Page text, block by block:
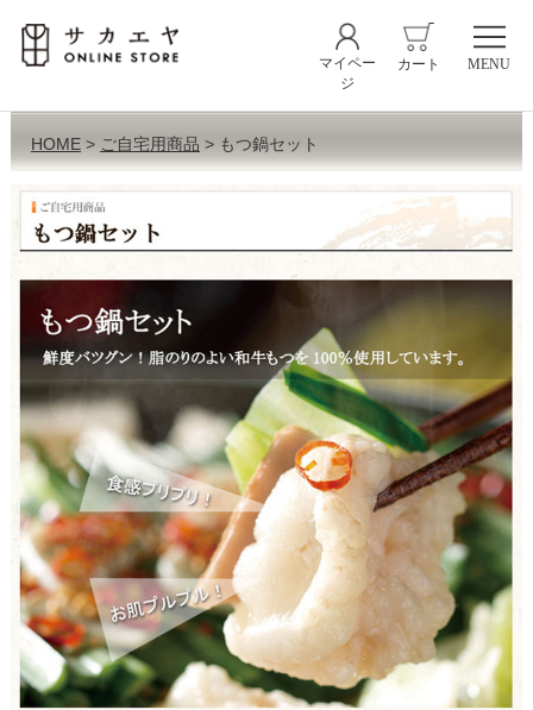
マイペー
ジ
カート MENU
HOME ご自宅用商品 もつ鍋セット